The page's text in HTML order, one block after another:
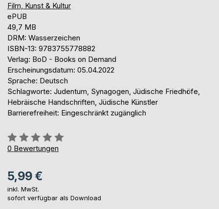
Film, Kunst & Kultur
ePUB
49,7 MB
DRM: Wasserzeichen
ISBN-13: 9783755778882
Verlag: BoD - Books on Demand
Erscheinungsdatum: 05.04.2022
Sprache: Deutsch
Schlagworte: Judentum, Synagogen, Jüdische Friedhöfe,
Hebräische Handschriften, Jüdische Künstler
Barrierefreiheit: Eingeschränkt zugänglich
Bewertung::
0%
0 Bewertungen
5,99 €
inkl. MwSt.
sofort verfügbar als Download